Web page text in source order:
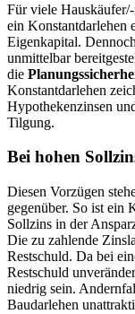
Für viele
ein Konstantdarlehen
Eigenkapital.
unmittelbar
die
Konstantdarlehen
Hypothekenzinsen
Tilgung.
Bei hohen
Diesen Vorzügen
gegenüber. So ist ein
Sollzins in der
Die zu zahlende
Restschuld. Da bei
Restschuld
niedrig sein.
Baudarlehen